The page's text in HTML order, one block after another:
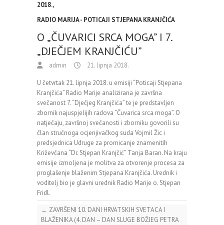
2018.,
RADIO MARIJA - POTICAJI STJEPANA KRANJČIĆA
O „ČUVARICI SRCA MOGA” I 7.
„DJEČJEM KRANJČIĆU”
admin 21. lipnja 2018.
U četvrtak 21. lipnja 2018. u emisiji “Poticaji Stjepana
Kranjčića” Radio Marije analizirana je završna
svečanost 7. “Dječjeg Kranjčića” te je predstavljen
zbornik najuspjelijih radova “Čuvarica srca moga”. O
natječaju, završnoj svečanosti i zborniku govorili su
član stručnoga ocjenjivačkog suda Vojmil Žic i
predsjednica Udruge za promicanje znamenitih
Križevčana “Dr. Stjepan Kranjčić” Tanja Baran. Na kraju
emisije izmoljena je molitva za otvorenje procesa za
proglašenje blaženim Stjepana Kranjčića. Urednik i
voditelj bio je glavni urednik Radio Marije o. Stjepan
Fridl.
← ZAVRŠENI 10. DANI HRVATSKIH SVETACA I
BLAŽENIKA (4. DAN – DAN SLUGE BOŽJEG PETRA